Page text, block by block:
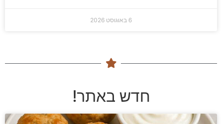
6 באוגוסט 2026
חדש באתר!